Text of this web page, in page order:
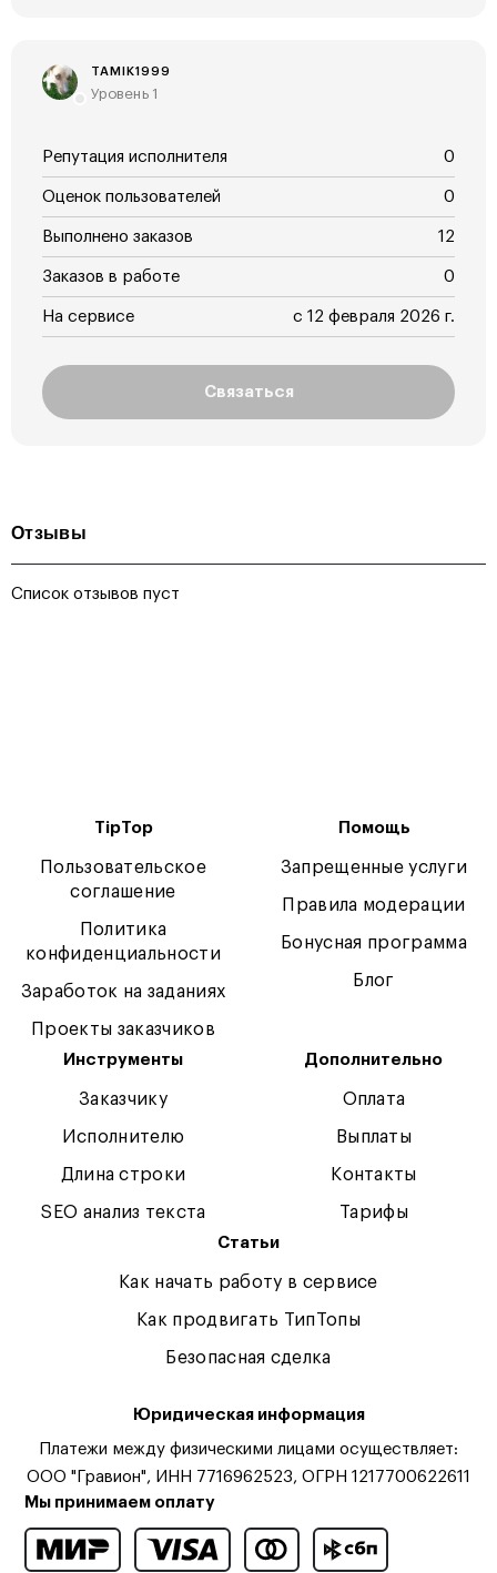
TAMIK1999
Уровень 1
Репутация исполнителя 0
Оценок пользователей 0
Выполнено заказов 12
Заказов в работе 0
На сервисе с 12 февраля 2026 г.
Связаться
Отзывы
Список отзывов пуст
TipTop
Пользовательское
соглашение
Политика
конфиденциальности
Заработок на заданиях
Проекты заказчиков
Помощь
Запрещенные услуги
Правила модерации
Бонусная программа
Блог
Инструменты
Заказчику
Исполнителю
Длина строки
SEO анализ текста
Дополнительно
Оплата
Выплаты
Контакты
Тарифы
Статьи
Как начать работу в сервисе
Как продвигать ТипТопы
Безопасная сделка
Юридическая информация
Платежи между физическими лицами осуществляет:
ООО "Гравион", ИНН 7716962523, ОГРН 1217700622611
Мы принимаем оплату